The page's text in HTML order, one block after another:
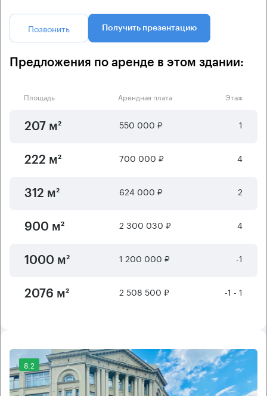
Позвонить Получить презентацию
Предложения по аренде в этом здании:
Площадь Арендная плата Этаж
207 м² 550 000 ₽ 1
222 м² 700 000 ₽ 4
312 м² 624 000 ₽ 2
900 м² 2 300 030 ₽ 4
1000 м² 1 200 000 ₽ -1
2076 м² 2 508 500 ₽ -1 - 1
8.2